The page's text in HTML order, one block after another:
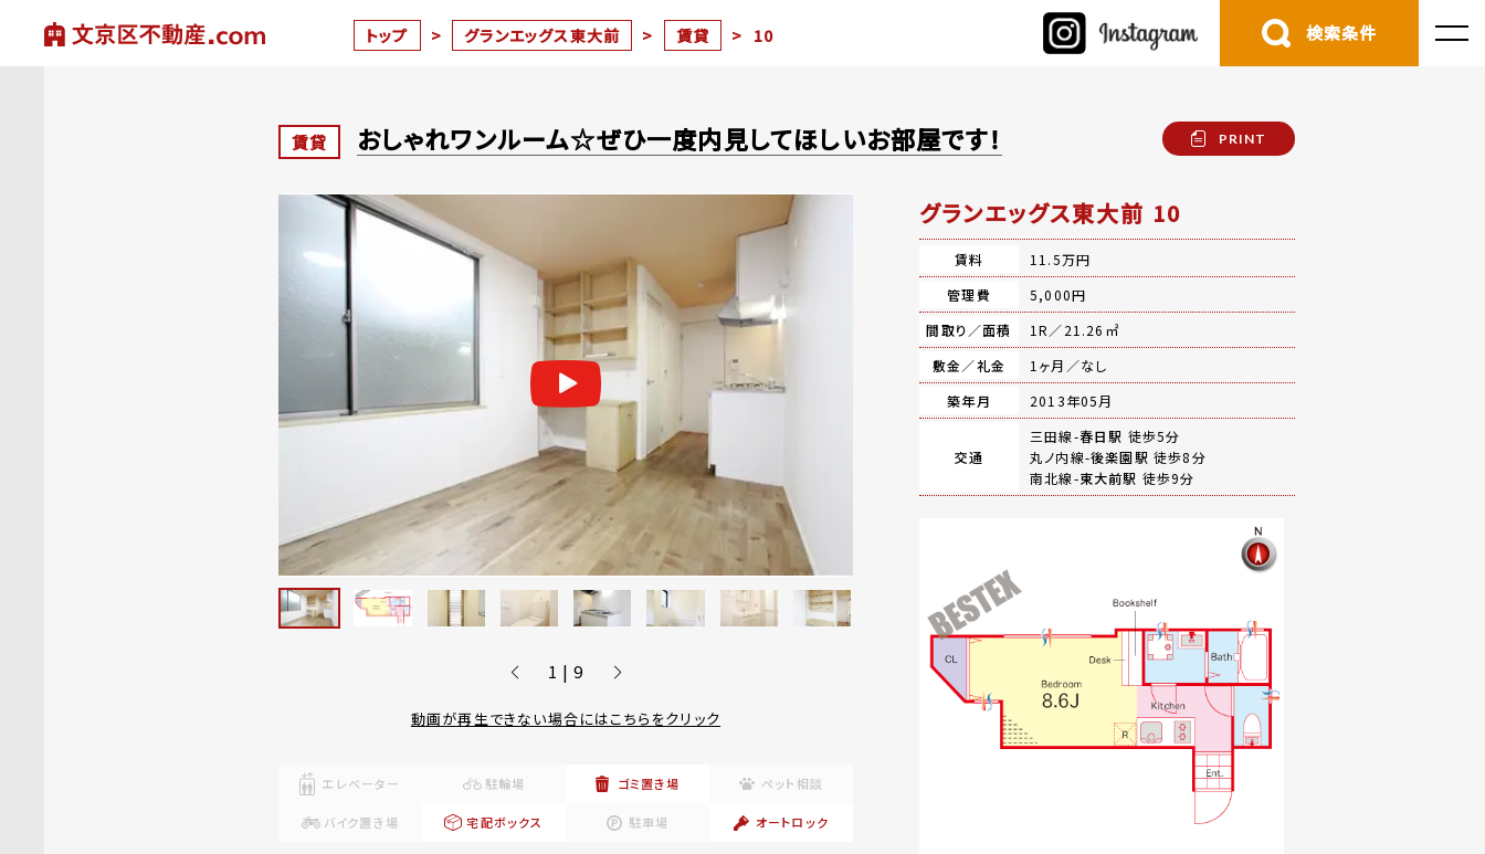
トップ > グランエッグス東大前 > 賃貸 > 10 検索条件
賃貸 おしゃれワンルーム☆ぜひ一度内見してほしいお部屋です！ PRINT
1 | 9
動画が再生できない場合にはこちらをクリック
エレベーター 駐輪場 ゴミ置き場 ペット相談
バイク置き場 宅配ボックス 駐車場 オートロック
グランエッグス東大前 10
賃料
11.5万円
管理費
5,000円
間取り／面積
1R／21.26㎡
敷金／礼金
1ヶ月／なし
築年月
2013年05月
交通
三田線-春日駅 徒歩5分
丸ノ内線-後楽園駅 徒歩8分
南北線-東大前駅 徒歩9分